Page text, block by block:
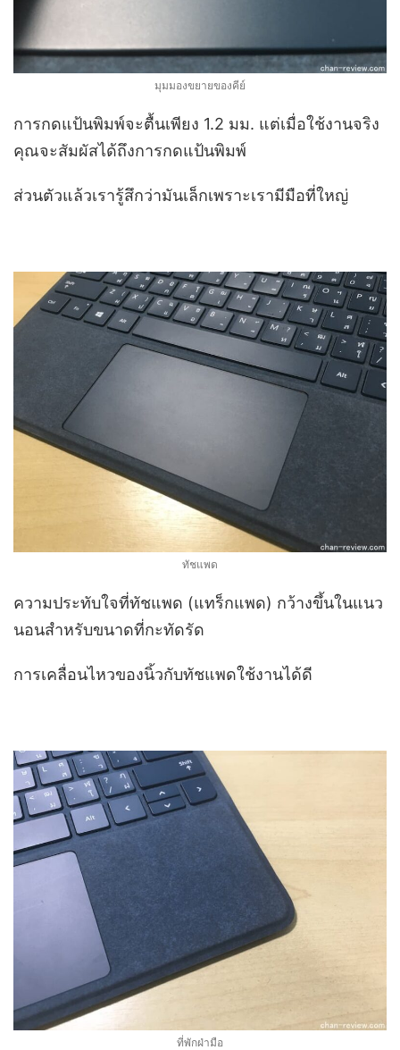
มุมมองขยายของคีย์
การกดแป้นพิมพ์จะตื้นเพียง 1.2 มม. แต่เมื่อใช้งานจริง
คุณจะสัมผัสได้ถึงการกดแป้นพิมพ์
ส่วนตัวแล้วเรารู้สึกว่ามันเล็กเพราะเรามีมือที่ใหญ่
ทัชแพด
ความประทับใจที่ทัชแพด (แทร็กแพด) กว้างขึ้นในแนว
นอนสำหรับขนาดที่กะทัดรัด
การเคลื่อนไหวของนิ้วกับทัชแพดใช้งานได้ดี
ที่พักฝ่ามือ